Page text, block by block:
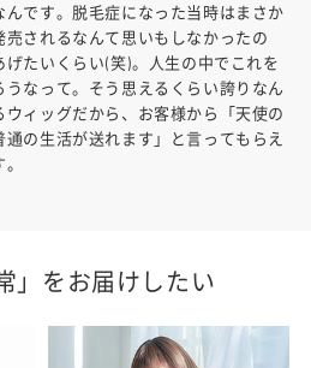
です。脱毛症になった当時はまさか
されるなんて思いもしなかったの
たいくらい(笑)。人生の中でこれを
なって。そう思えるくらい誇りなん
ィッグだから、お客様から「天使の
の生活が送れます」と言ってもらえ
」をお届けしたい